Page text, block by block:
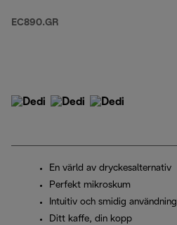
EC890.GR
En värld av dryckesalternativ
Perfekt mikroskum
Intuitiv och smidig användning
Ditt kaffe, din kopp